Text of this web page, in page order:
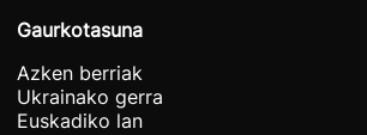
Gaurkotasuna
Azken berriak
Ukrainako gerra
Euskadiko lan